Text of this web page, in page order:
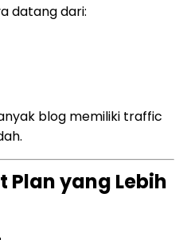
datang dari:
blog memiliki traffic
Plan yang Lebih